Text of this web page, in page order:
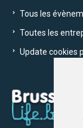
Tous les
Toutes les
Update cookies